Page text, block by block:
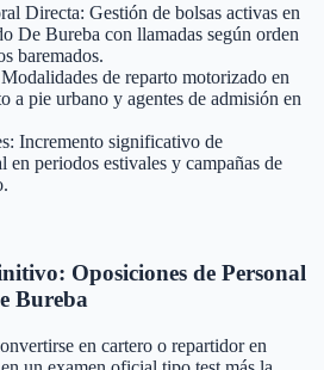
Directa: Gestión de bolsas activas en
De Bureba con llamadas según orden
baremados.
de reparto motorizado en
a pie urbano y agentes de admisión en
Incremento significativo de
en periodos estivales y campañas de
Oposiciones de Personal
Bureba
en cartero o repartidor en